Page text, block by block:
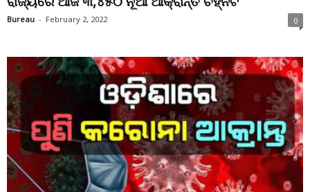
Bureau - February 2, 2022 0